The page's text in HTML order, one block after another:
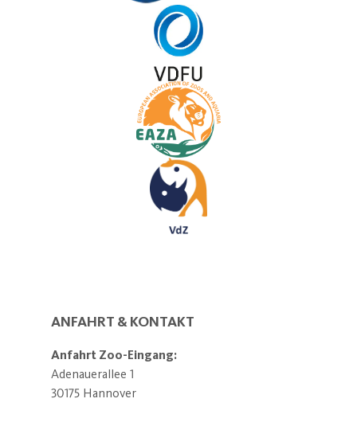
ANFAHRT & KONTAKT
Anfahrt Zoo-Eingang:
Adenauerallee 1
30175 Hannover